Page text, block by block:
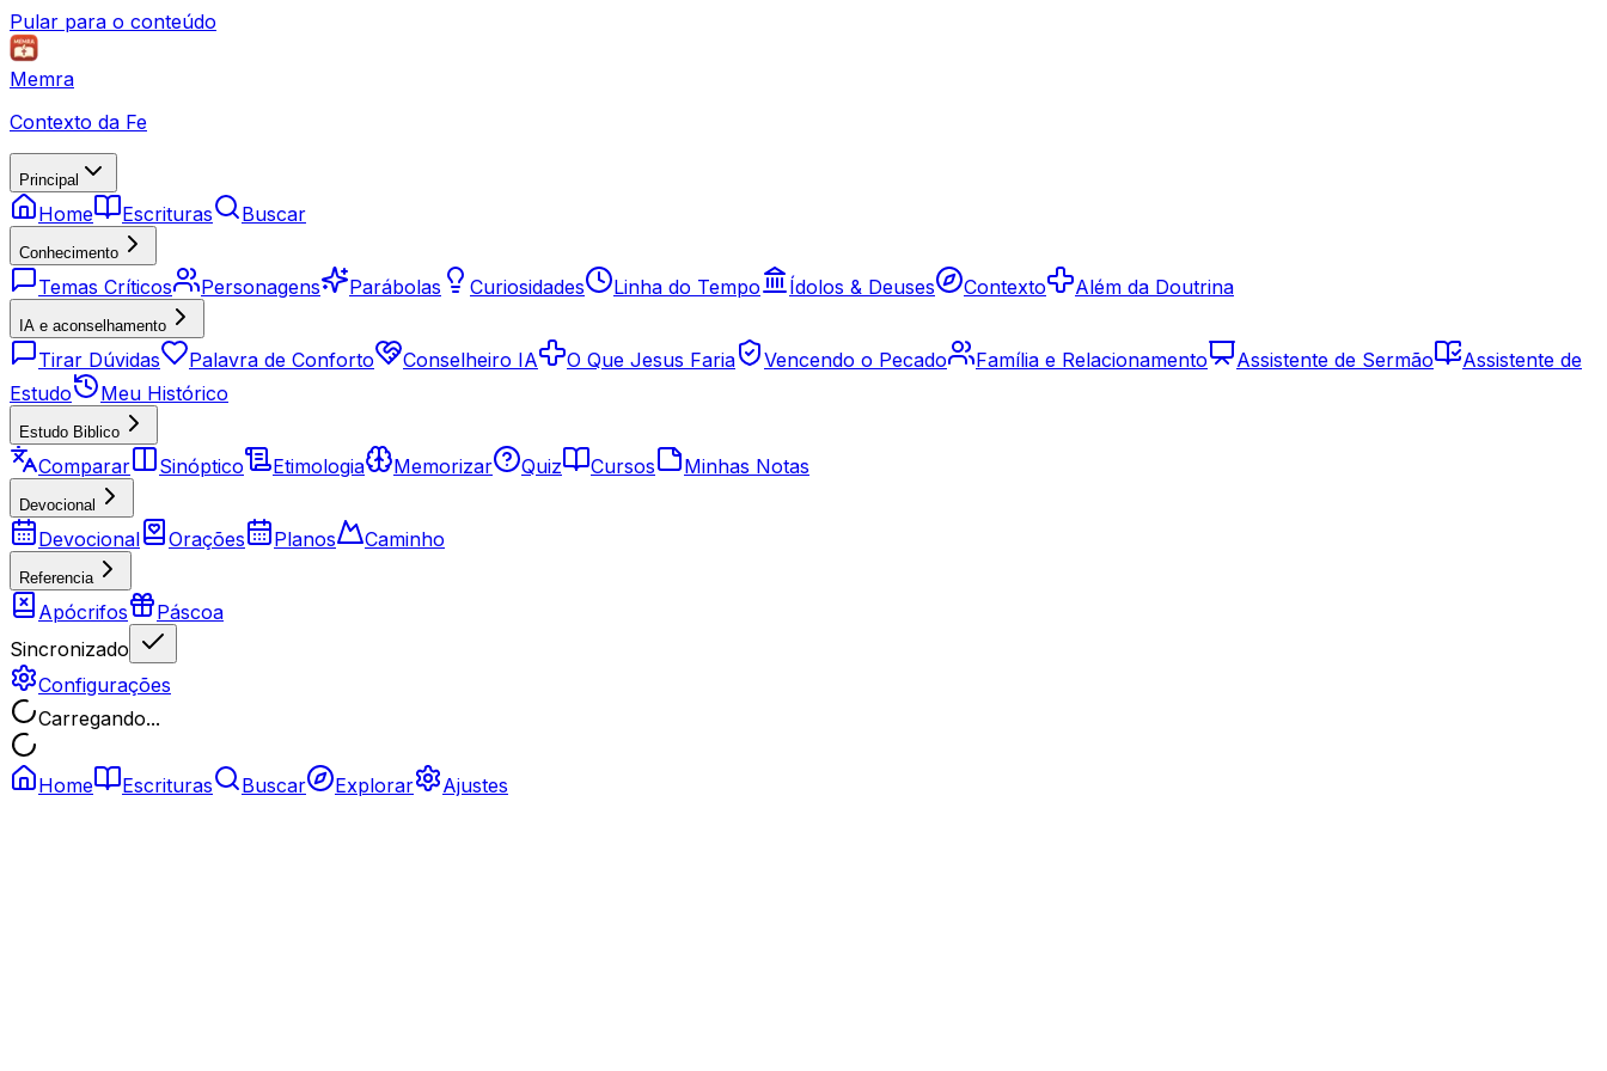
Pular para o conteúdo
Memra
Contexto da Fe
Principal
Home Escrituras Buscar
Conhecimento
Temas Críticos Personagens Parábolas Curiosidades Linha do Tempo Ídolos & Deuses Contexto Além da Doutrina
IA e aconselhamento
Tirar Dúvidas Palavra de Conforto Conselheiro IA O Que Jesus Faria Vencendo o Pecado Família e Relacionamento Assistente de Sermão
Assistente de
Estudo
Meu Histórico
Estudo Biblico
Comparar Sinóptico Etimologia Memorizar Quiz Cursos Minhas Notas
Devocional
Devocional Orações Planos Caminho
Referencia
Apócrifos
Páscoa
Sincronizado
Configurações
Carregando...
Home Escrituras Buscar Explorar Ajustes